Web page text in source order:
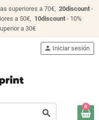
superiores a 70€, 20discount-
a 50€, 10discount- 10%
a 30€
search
person Iniciar sesión
0